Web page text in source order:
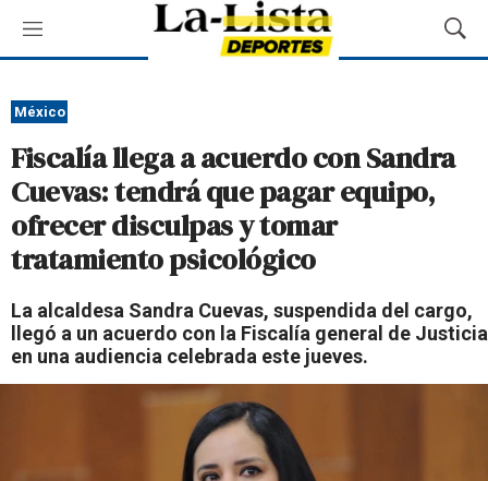
M
e
ú
M
o
a
r
e
d
México
Fiscalía llega a acuerdo con Sandra
Cuevas: tendrá que pagar equipo,
ofrecer disculpas y tomar
tratamiento psicológico
La alcaldesa Sandra Cuevas, suspendida del cargo,
llegó a un acuerdo con la Fiscalía general de Justicia
en una audiencia celebrada este jueves.